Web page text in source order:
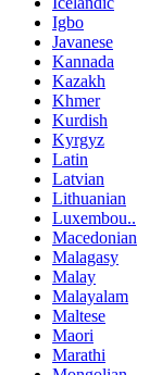
Igbo
Javanese
Kannada
Kazakh
Khmer
Kurdish
Kyrgyz
Latin
Latvian
Lithuanian
Luxembou..
Macedonian
Malagasy
Malay
Malayalam
Maltese
Maori
Marathi